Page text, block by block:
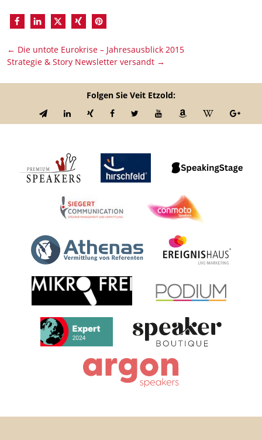
← Die untote Eurokrise – Jahresausblick 2015
Strategie & Story Newsletter versandt →
Folgen Sie Veit Etzold: